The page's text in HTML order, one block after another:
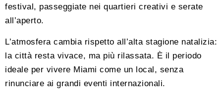
festival, passeggiate nei quartieri creativi e serate
all’aperto.
L’atmosfera cambia rispetto all’alta stagione natalizia:
la città resta vivace, ma più rilassata. È il periodo
ideale per vivere Miami come un local, senza
rinunciare ai grandi eventi internazionali.